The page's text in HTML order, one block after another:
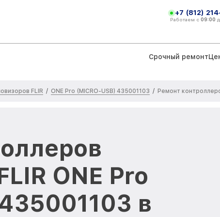
+7 (812)
Работаем с 09:00
Срочный ремонт
FLIR / ONE Pro (MICRO-USB) 435001103 / Ремонт
ONE Pro
в